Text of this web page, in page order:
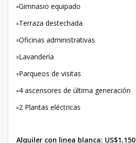
▫️Gimnasio equipado
▫️Terraza destechada
▫️Oficinas administrativas
▫️Lavandería
▫️Parqueos de visitas
▫️4 ascensores de última generación
▫️2 Plantas eléctricas
Alquiler con linea blanca: US$1,150